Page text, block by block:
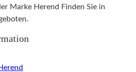
Marke Herend Finden Sie in